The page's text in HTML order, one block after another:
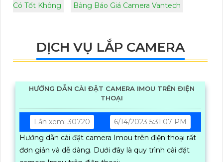
Có Tốt Không
Bảng Báo Giá Camera Vantech
DỊCH VỤ LẮP CAMERA
HƯỚNG DẪN CÀI ĐẶT CAMERA IMOU TRÊN ĐIỆN
THOẠI
Lần xem: 30720
6/14/2023 5:31:07 PM
Hướng dẫn cài đặt camera Imou trên điện thoại rất
đơn giản và dễ dàng. Dưới đây là quy trình cài đặt